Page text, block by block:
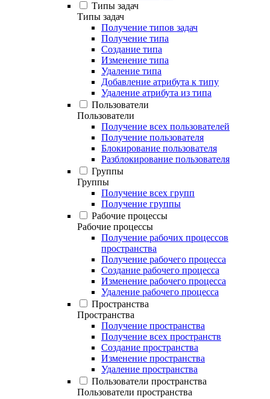
Типы задач
Типы задач
Получение типов задач
Получение типа
Создание типа
Изменение типа
Удаление типа
Добавление атрибута к типу
Удаление атрибута из типа
Пользователи
Пользователи
Получение всех пользователей
Получение пользователя
Блокирование пользователя
Разблокирование пользователя
Группы
Группы
Получение всех групп
Получение группы
Рабочие процессы
Рабочие процессы
Получение рабочих процессов
пространства
Получение рабочего процесса
Создание рабочего процесса
Изменение рабочего процесса
Удаление рабочего процесса
Пространства
Пространства
Получение пространства
Получение всех пространств
Создание пространства
Изменение пространства
Удаление пространства
Пользователи пространства
Пользователи пространства